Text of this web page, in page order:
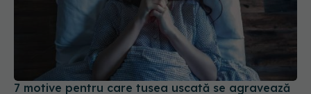
7 motive pentru care tusea uscată se agravează
noaptea